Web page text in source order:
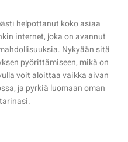
helpottanut koko asiaa
internet, joka on avannut
Nykyään sitä
pyörittämiseen, mikä on
voit aloittaa vaikka aivan
ja pyrkiä luomaan oman